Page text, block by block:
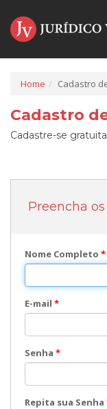
Home Cadastro
Cadastro
Cadastre-se
Preencha
Nome Completo *
E-mail *
Senha *
Repita sua Senha